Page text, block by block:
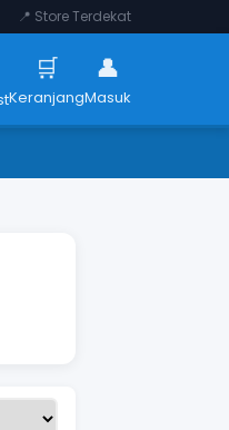
📍 Store Terdekat
🛒
Keranjang
👤
Masuk